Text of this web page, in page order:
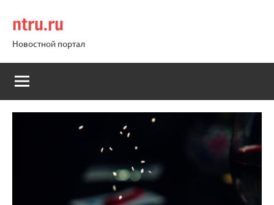
содержимому
ntru.ru
Новостной портал